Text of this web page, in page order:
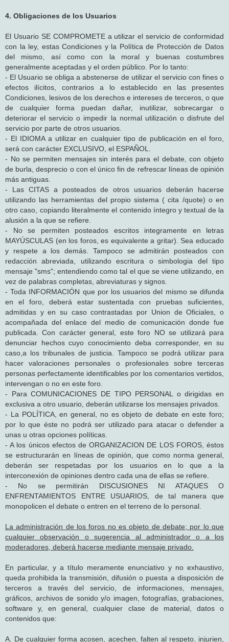
4. Obligaciones de los Usuarios
El Usuario SE COMPROMETE a utilizar el servicio de conformidad
con la ley, estas Condiciones y la Política de Protección de Datos
del mismo, así como con la moral y buenas costumbres
generalmente aceptadas y el orden público. Por lo tanto:
- El Usuario se obliga a abstenerse de utilizar el servicio con fines o
efectos ilícitos, contrarios a lo establecido en las presentes
Condiciones, lesivos de los derechos e intereses de terceros, o que
de cualquier forma puedan dañar, inutilizar, sobrecargar o
deteriorar el servicio o impedir la normal utilización o disfrute del
servicio por parte de otros usuarios.
- El IDIOMA a utilizar en cualquier tipo de publicación en el foro,
será con carácter EXCLUSIVO, el ESPAÑOL.
- No se permiten mensajes sin interés para el debate, con objeto
de burla, desprecio o con el único fin de refrescar líneas de opinión
más antiguas.
- Las CITAS a posteados de otros usuarios deberán hacerse
utilizando las herramientas del propio sistema ( cita /quote) o en
otro caso, copiando literalmente el contenido íntegro y textual de la
alusión a la que se refiere.
- No se permiten posteados escritos integramente en letras
MAYÚSCULAS (en los foros, es equivalente a gritar). Sea educado
y respete a los demás. Tampoco se admitirán posteados con
redacción abreviada, utilizando escritura o simbologia del tipo
mensaje "sms"; entendiendo como tal el que se viene utilizando, en
vez de palabras completas, abreviaturas y signos.
- Toda INFORMACIÓN que por los usuarios del mismo se difunda
en el foro, deberá estar sustentada con pruebas suficientes,
admitidas y en su caso contrastadas por Union de Oficiales, o
acompañada del enlace del medio de comunicación donde fue
publicada. Con carácter general, este foro NO se utilizará para
denunciar hechos cuyo conocimiento deba corresponder, en su
caso,a los tribunales de justicia. Tampoco se podrá utilizar para
hacer valoraciones personales o profesionales sobre terceras
personas perfectamente identificables por los comentarios vertidos,
intervengan o no en este foro.
- Para COMUNICACIONES DE TIPO PERSONAL o dirigidas en
exclusiva a otro usuario, deberán utilizarse los mensajes privados.
- La POLÍTICA, en general, no es objeto de debate en este foro;
por lo que éste no podrá ser utilizado para atacar o defender a
unas u otras opciones políticas.
- A los únicos efectos de ORGANIZACION DE LOS FOROS, éstos
se estructurarán en líneas de opinión, que como norma general,
deberán ser respetadas por los usuarios en lo que a la
interconexión de opiniones dentro cada una de ellas se refiere.
- No se permitirán DISCUSIONES NI ATAQUES O
ENFRENTAMIENTOS ENTRE USUARIOS, de tal manera que
monopolicen el debate o entren en el terreno de lo personal.
La administración de los foros no es objeto de debate; por lo que
cualquier observación o sugerencia al administrador o a los
moderadores, deberá hacerse mediante mensaje privado.
En particular, y a título meramente enunciativo y no exhaustivo,
queda prohibida la transmisión, difusión o puesta a disposición de
terceros a través del servicio, de informaciones, mensajes,
gráficos, archivos de sonido y/o imagen, fotografías, grabaciones,
software y, en general, cualquier clase de material, datos o
contenidos que:
A. De cualquier forma acosen, acechen, falten al respeto, injurien,